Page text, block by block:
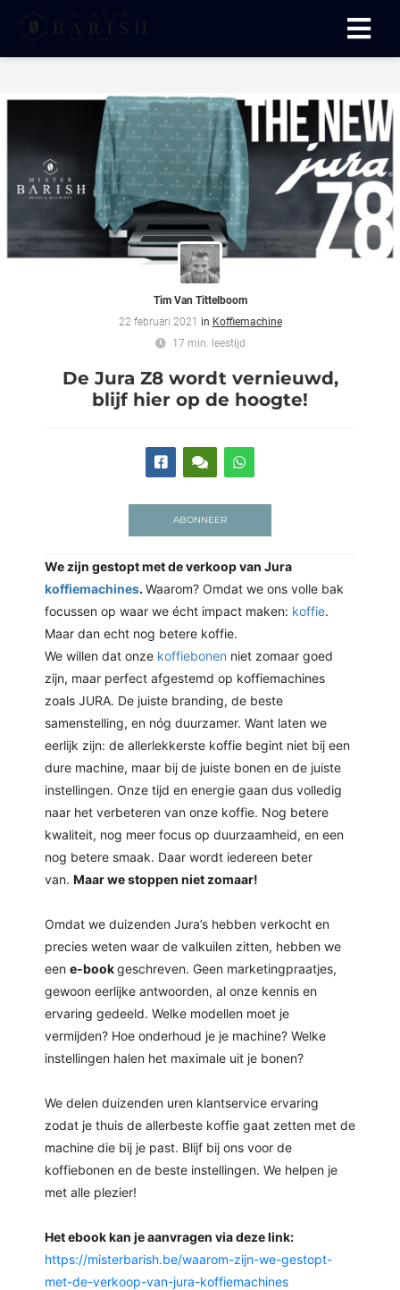
Tim Van Tittelboom
22 februari 2021 in Koffiemachine
17 min. leestijd
De Jura Z8 wordt vernieuwd,
blijf hier op de hoogte!
ABONNEER
We zijn gestopt met de verkoop van Jura
koffiemachines. Waarom? Omdat we ons volle bak
focussen op waar we écht impact maken: koffie.
Maar dan echt nog betere koffie.
We willen dat onze koffiebonen niet zomaar goed
zijn, maar perfect afgestemd op koffiemachines
zoals JURA. De juiste branding, de beste
samenstelling, en nóg duurzamer. Want laten we
eerlijk zijn: de allerlekkerste koffie begint niet bij een
dure machine, maar bij de juiste bonen en de juiste
instellingen. Onze tijd en energie gaan dus volledig
naar het verbeteren van onze koffie. Nog betere
kwaliteit, nog meer focus op duurzaamheid, en een
nog betere smaak. Daar wordt iedereen beter
van. Maar we stoppen niet zomaar!
Omdat we duizenden Jura’s hebben verkocht en
precies weten waar de valkuilen zitten, hebben we
een e-book geschreven. Geen marketingpraatjes,
gewoon eerlijke antwoorden, al onze kennis en
ervaring gedeeld. Welke modellen moet je
vermijden? Hoe onderhoud je je machine? Welke
instellingen halen het maximale uit je bonen?
We delen duizenden uren klantservice ervaring
zodat je thuis de allerbeste koffie gaat zetten met de
machine die bij je past. Blijf bij ons voor de
koffiebonen en de beste instellingen. We helpen je
met alle plezier!
Het ebook kan je aanvragen via deze link:
https://misterbarish.be/waarom-zijn-we-gestopt-
met-de-verkoop-van-jura-koffiemachines
zijn
worden
over
van
op
gebruikt
te
Hierdoor
website-